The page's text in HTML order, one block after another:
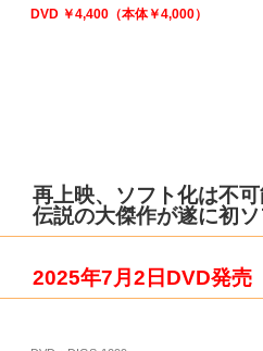
DVD ￥4,400（本体￥4,000）
再上映、ソフト化は不
伝説の大傑作が遂に初
2025年7月2日DVD発売